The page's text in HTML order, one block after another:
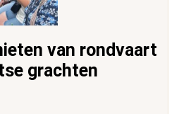
van rondvaart
grachten